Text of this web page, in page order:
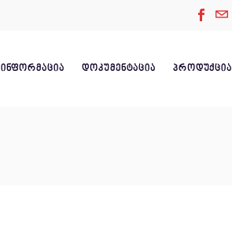
ᲘᲜᲤᲝᲠᲛᲐᲪᲘᲐ ᲓᲝᲙᲣᲛᲔᲜᲢᲐᲪᲘᲐ ᲞᲠᲝᲓᲣᲥᲪᲘᲐ